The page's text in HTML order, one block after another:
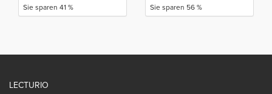
Sie sparen 41 % Sie sparen 56 %
LECTURIO